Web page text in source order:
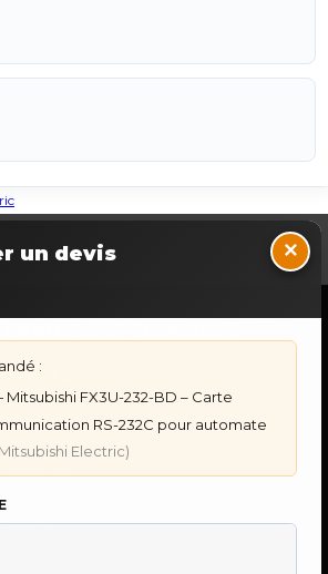
un devis ×
:
FX3U-232-BD – Carte
RS-232C pour automate
Electric)